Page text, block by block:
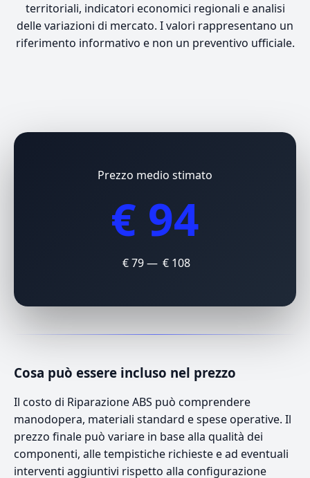
territoriali, indicatori economici regionali e analisi
delle variazioni di mercato. I valori rappresentano un
riferimento informativo e non un preventivo ufficiale.
Prezzo medio stimato
€ 94
€ 79 — € 108
Cosa può essere incluso nel prezzo
Il costo di Riparazione ABS può comprendere
manodopera, materiali standard e spese operative. Il
prezzo finale può variare in base alla qualità dei
componenti, alle tempistiche richieste e ad eventuali
interventi aggiuntivi rispetto alla configurazione